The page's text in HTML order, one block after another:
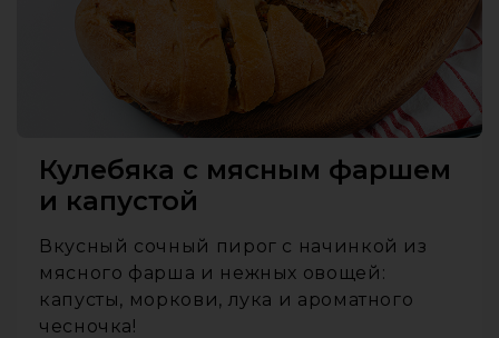
Кулебяка с мясным фаршем
и капустой
Вкусный сочный пирог с начинкой из
мясного фарша и нежных овощей:
капусты, моркови, лука и ароматного
чесночка!